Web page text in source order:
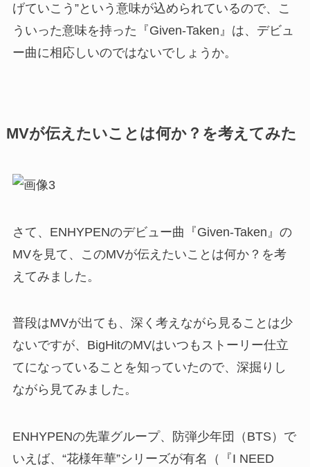
げていこう”という意味が込められているので、こ
ういった意味を持った『Given-Taken』は、デビュ
ー曲に相応しいのではないでしょうか。
MVが伝えたいことは何か？を考えてみた
さて、ENHYPENのデビュー曲『Given-Taken』の
MVを見て、このMVが伝えたいことは何か？を考
えてみました。
普段はMVが出ても、深く考えながら見ることは少
ないですが、BigHitのMVはいつもストーリー仕立
てになっていることを知っていたので、深掘りし
ながら見てみました。
ENHYPENの先輩グループ、防弾少年団（BTS）で
いえば、“花様年華”シリーズが有名（『I NEED